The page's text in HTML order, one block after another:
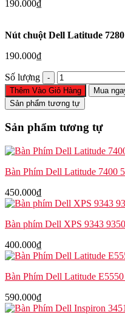
190.000₫
Nút chuột Dell Latitude
190.000₫
Số lượng
Nút
chuột
Dell
Latitude
7380
7390
Original
Thêm Vào Giỏ Hàng
Mua
Sản phẩm tương tự
Sản phẩm tương tự
Bàn Phím Dell Latitude 7400
450.000₫
Bàn phím Dell XPS 9343
400.000₫
Bàn Phím Dell Latitude
590.000₫